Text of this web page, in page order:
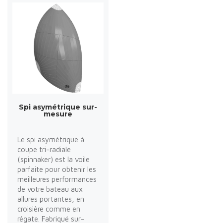
Spi asymétrique sur-
mesure
Le spi asymétrique à
coupe tri-radiale
(spinnaker) est la voile
parfaite pour obtenir les
meilleures performances
de votre bateau aux
allures portantes, en
croisière comme en
régate. Fabriqué sur-